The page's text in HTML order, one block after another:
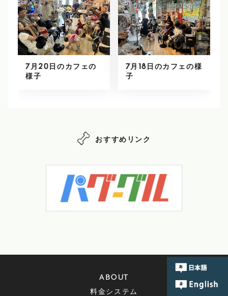
7月20日のカフェの
様子
7月18日のカフェの様
子
おすすめリンク
ABOUT
料金システム